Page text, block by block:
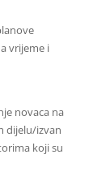
vrijeme i
novaca na
dijelu/izvan
koji su